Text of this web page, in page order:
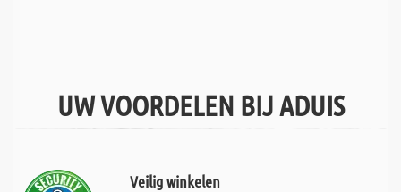
UW VOORDELEN BIJ ADUIS
Veilig winkelen